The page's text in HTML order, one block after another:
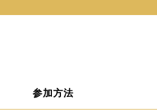
参加方法